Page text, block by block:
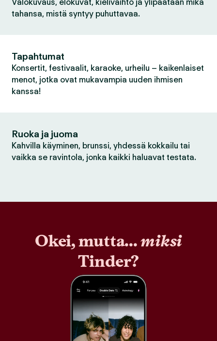
Valokuvaus, elokuvat, kielivaihto ja ylipäätään mikä
tahansa, mistä syntyy puhuttavaa.
Tapahtumat
Konsertit, festivaalit, karaoke, urheilu – kaikenlaiset
menot, jotka ovat mukavampia uuden ihmisen
kanssa!
Ruoka ja juoma
Kahvilla käyminen, brunssi, yhdessä kokkailu tai
vaikka se ravintola, jonka kaikki haluavat testata.
Okei, mutta...miksi
Tinder?